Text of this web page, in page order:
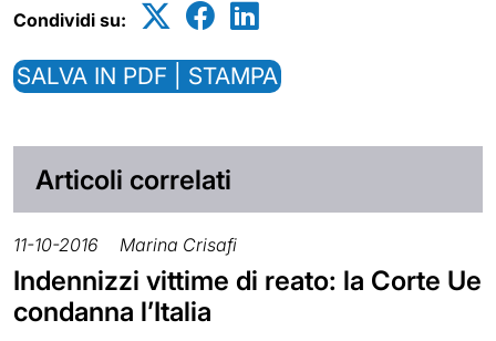
Condividi su:
SALVA IN PDF | STAMPA
Articoli correlati
11-10-2016 Marina Crisafi
Indennizzi vittime di reato: la Corte Ue
condanna l’Italia